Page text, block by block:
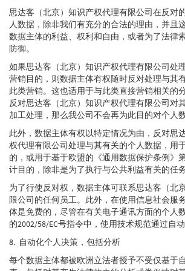
思达客（北京）知识产权代理有限公司在反对
人数据，除非我们有充分的合法的理由，并且
数据主体的利益、权利和自由，或者为了法律
防御。
如果思达客（北京）知识产权代理有限公司处
营销目的，则数据主体有权随时反对处理与其
此类营销。这也适用于与此类直接营销相关的
反对思达客（北京）知识产权代理有限公司对
加工处理，那么我公司不会再为此目的对个人
此外，数据主体有权以特定情况为由，反对思
权代理有限公司处理与其有关的个人数据，用
的，或用于基于欧盟的《通用数据保护条例》
计目的，除非是为了执行与公共利益有关的任
为了行使反对权，数据主体可联系思达客（北
限公司的任何员工。此外，在使用信息社会服
体是免费的，尽管在有关电子通讯方面的个人
的2002/58/EC号指令中，使用技术规范通过自
8. 自动化个人决策，包括分析
每个数据主体都被欧洲立法者授予不受仅基于